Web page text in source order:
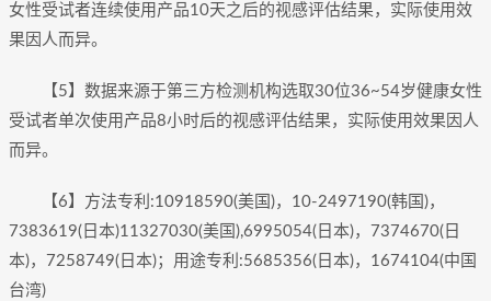
女性受试者连续使用产品10天之后的视感评估结果，实际使用效
果因人而异。
【5】数据来源于第三方检测机构选取30位36~54岁健康女性
受试者单次使用产品8小时后的视感评估结果，实际使用效果因人
而异。
【6】方法专利:10918590(美国)，10-2497190(韩国)，
7383619(日本)11327030(美国),6995054(日本)，7374670(日
本)，7258749(日本)；用途专利:5685356(日本)，1674104(中国
台湾)